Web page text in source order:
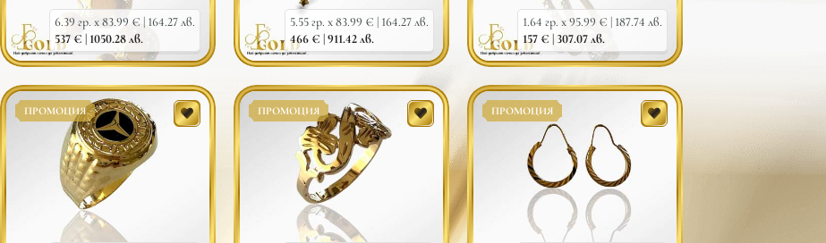
6.39 гр. x 83.99 € | 164.27 лв.
537 € | 1050.28 лв.
5.55 гр. x 83.99 € | 164.27 лв.
466 € |911.42 лв.
1.64 гр. x 95.99 € | 187.74 лв.
157 € |307.07 лв.
ПРОМОЦИЯ ПРОМОЦИЯ ПРОМОЦИЯ